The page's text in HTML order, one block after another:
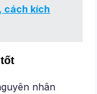
cách kích
nhân